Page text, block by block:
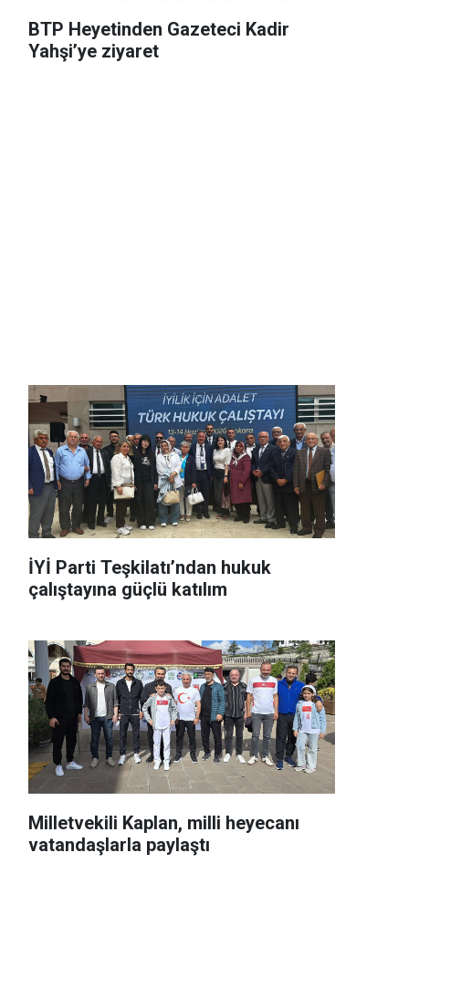
BTP Heyetinden Gazeteci Kadir
Yahşi’ye ziyaret
İYİ Parti Teşkilatı’ndan hukuk
çalıştayına güçlü katılım
Milletvekili Kaplan, milli heyecanı
vatandaşlarla paylaştı